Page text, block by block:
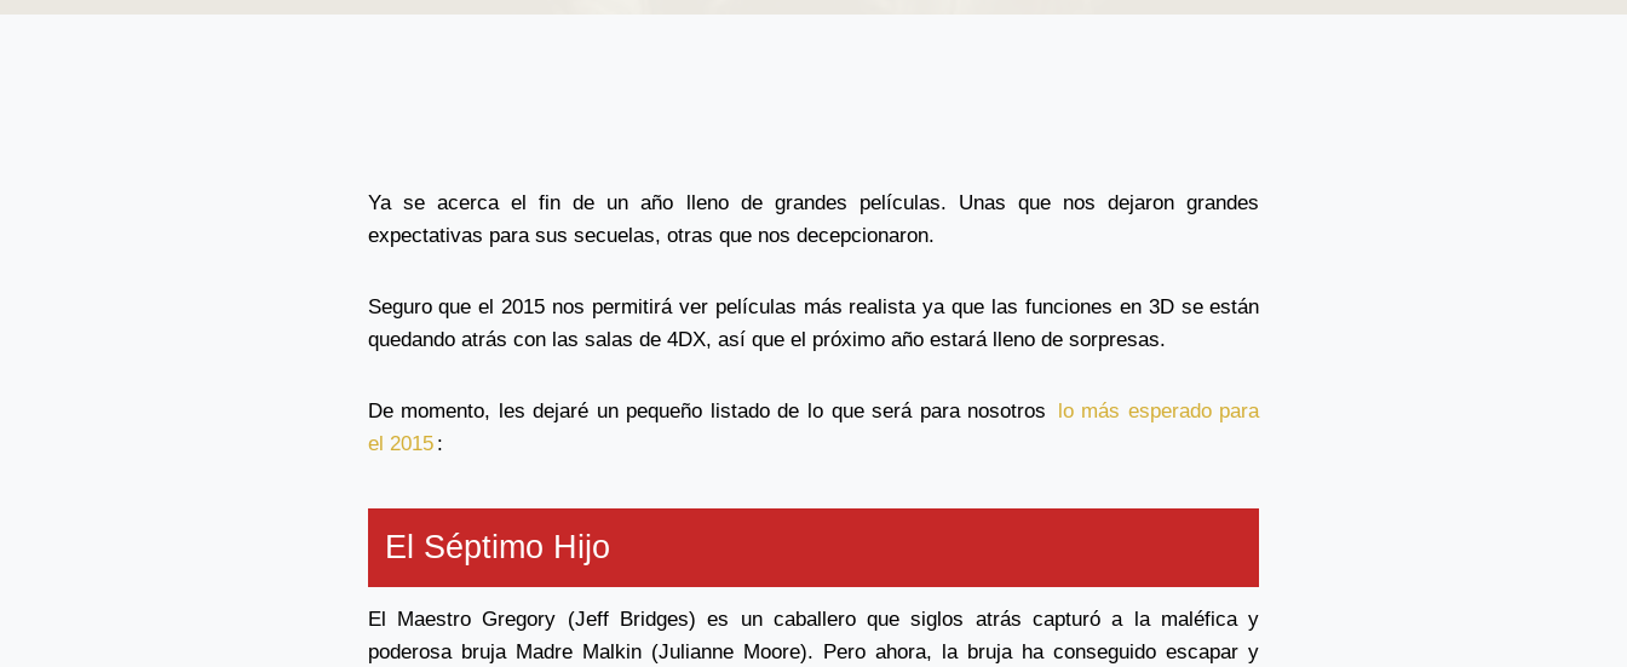
Ya se acerca el fin de un año lleno de grandes películas. Unas que nos dejaron grandes
expectativas para sus secuelas, otras que nos decepcionaron.
Seguro que el 2015 nos permitirá ver películas más realista ya que las funciones en 3D se están
quedando atrás con las salas de 4DX, así que el próximo año estará lleno de sorpresas.
De momento, les dejaré un pequeño listado de lo que será para nosotros
lo más esperado para
el 2015 :
El Séptimo Hijo
El Maestro Gregory (Jeff Bridges) es un caballero que siglos atrás capturó a la maléfica y
poderosa bruja Madre Malkin (Julianne Moore). Pero ahora, la bruja ha conseguido escapar y